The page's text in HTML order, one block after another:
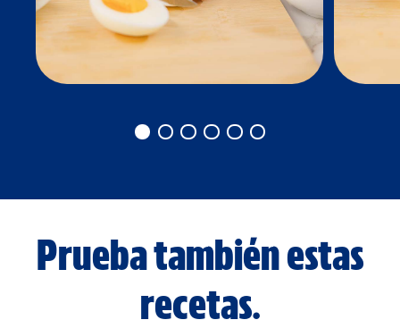
Prueba también estas
recetas.